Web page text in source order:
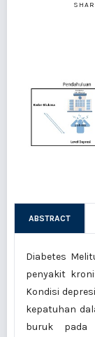
ABSTRACT
Diabetes
penyakit
Kondisi
kepatuhan
buruk pada